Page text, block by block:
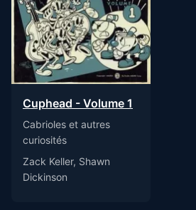
Cuphead - Volume 1
Cabrioles et autres
curiosités
Zack Keller, Shawn
Dickinson